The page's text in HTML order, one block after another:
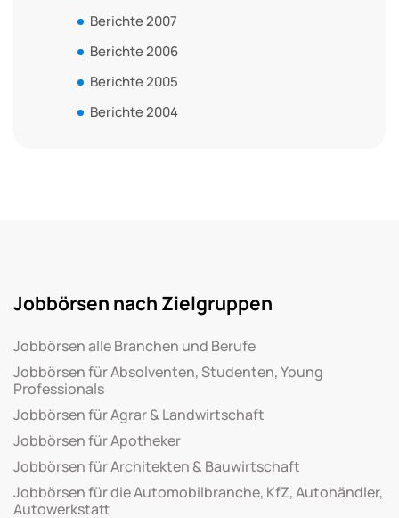
Berichte 2007
Berichte 2006
Berichte 2005
Berichte 2004
Jobbörsen nach Zielgruppen
Jobbörsen alle Branchen und Berufe
Jobbörsen für Absolventen, Studenten, Young
Professionals
Jobbörsen für Agrar & Landwirtschaft
Jobbörsen für Apotheker
Jobbörsen für Architekten & Bauwirtschaft
Jobbörsen für die Automobilbranche, KfZ, Autohändler,
Autowerkstatt